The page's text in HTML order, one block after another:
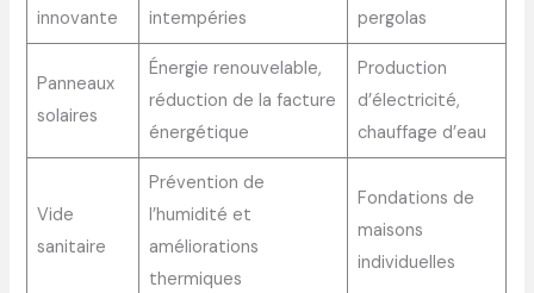
innovante
intempéries
pergolas
Panneaux
solaires
Énergie renouvelable,
réduction de la facture
énergétique
Production
d’électricité,
chauffage d’eau
Vide
sanitaire
Prévention de
l’humidité et
améliorations
thermiques
Fondations de
maisons
individuelles